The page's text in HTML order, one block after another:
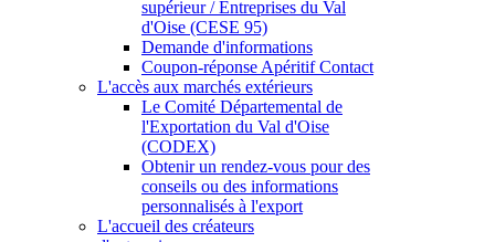
supérieur / Entreprises du Val
d'Oise (CESE 95)
Demande d'informations
Coupon-réponse Apéritif Contact
L'accès aux marchés extérieurs
Le Comité Départemental de
l'Exportation du Val d'Oise
(CODEX)
Obtenir un rendez-vous pour des
conseils ou des informations
personnalisés à l'export
L'accueil des créateurs